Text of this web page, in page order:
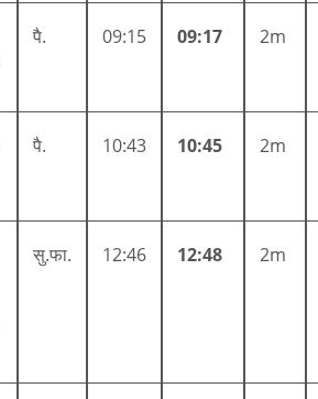
पै. 09:15 09:17 2m
पै. 10:43 10:45 2m
सु.फा. 12:46 12:48 2m